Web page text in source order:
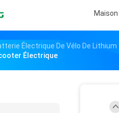
Maison
Électrique De Vélo De Lithium
Électrique